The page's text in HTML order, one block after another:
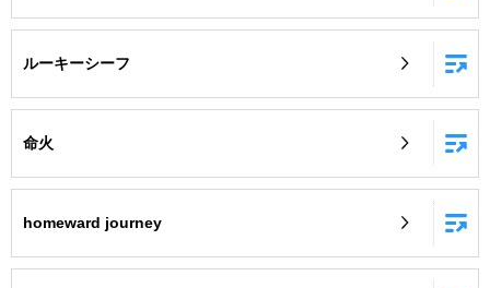
自宅でカラオケ歌い放題！
ルーキーシーフ
命火
homeward journey